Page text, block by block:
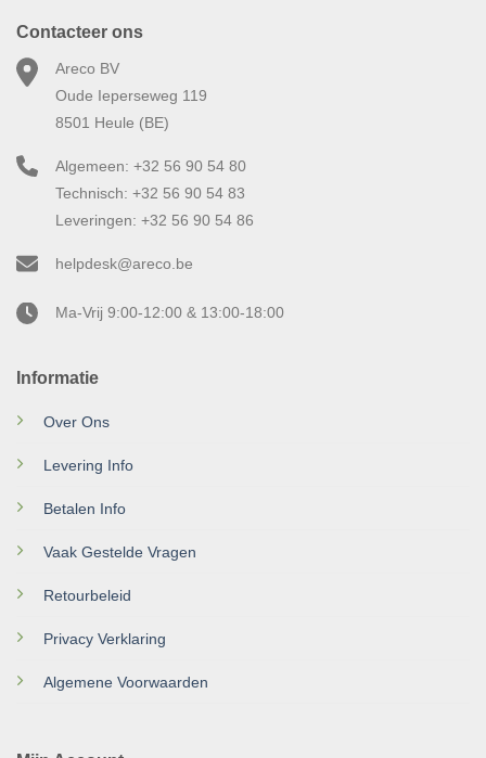
Informatie
Over Ons
Levering Info
Betalen Info
Vaak Gestelde Vragen
Retourbeleid
Privacy Verklaring
Algemene Voorwaarden
Contacteer ons
Areco BV
Oude Ieperseweg 119
8501 Heule (BE)
Algemeen: +32 56 90 54 80
Technisch: +32 56 90 54 83
Leveringen: +32 56 90 54 86
helpdesk@areco.be
Ma-Vrij 9:00-12:00 & 13:00-18:00